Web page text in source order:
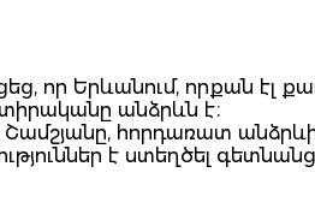
որ Երևանում, որքան էլ
տիրականը անձրևն է։
հորդառատ
է ստեղծել